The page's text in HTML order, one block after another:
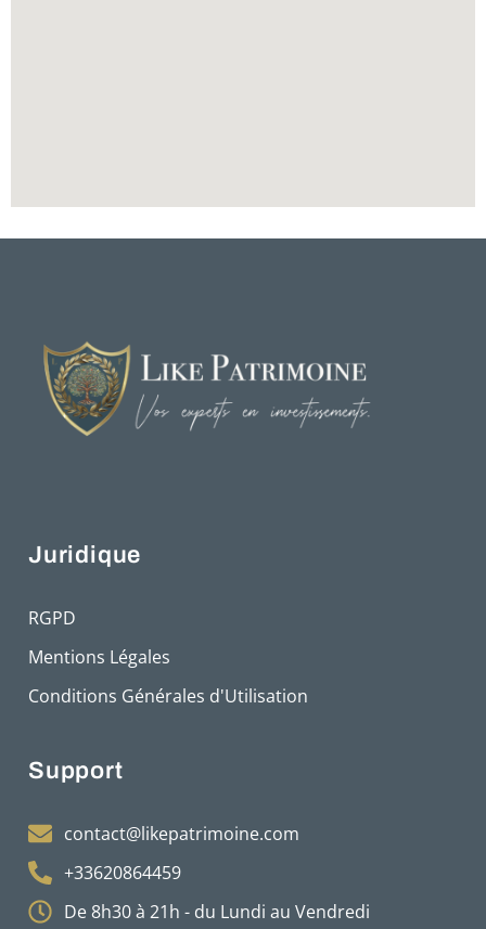
Juridique
RGPD
Mentions Légales
Conditions Générales d'Utilisation
Support
contact@likepatrimoine.com
+33620864459
De 8h30 à 21h - du Lundi au Vendredi